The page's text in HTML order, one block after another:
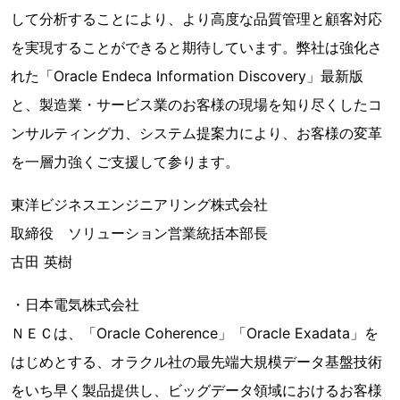
して分析することにより、より高度な品質管理と顧客対応
を実現することができると期待しています。弊社は強化さ
れた「Oracle Endeca Information Discovery」最新版
と、製造業・サービス業のお客様の現場を知り尽くしたコ
ンサルティング力、システム提案力により、お客様の変革
を一層力強くご支援して参ります。
東洋ビジネスエンジニアリング株式会社
取締役 ソリューション営業統括本部長
古田 英樹
・日本電気株式会社
ＮＥＣは、「Oracle Coherence」「Oracle Exadata」を
はじめとする、オラクル社の最先端大規模データ基盤技術
をいち早く製品提供し、ビッグデータ領域におけるお客様